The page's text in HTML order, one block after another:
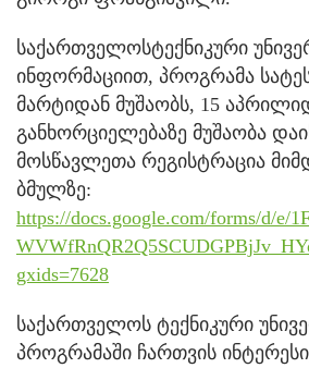
საქართველოსტექნიკური
ინფორმაციით, პროგრამა
მარტიდან მუშაობს, 15
განხორციელებაზე მუშაობა
მოსწავლეთა რეგისტრაცია
ბმულზე:
https://docs.google.com/forms/d/e/
gxids=7628
საქართველოს ტექნიკური
პროგრამაში ჩართვის